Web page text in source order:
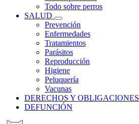
Todo sobre perros
SALUD
Prevención
Enfermedades
Tratamientos
Parásitos
Reproducción
Higiene
Peluquería
Vacunas
DERECHOS Y OBLIGACIONES
DEFUNCIÓN